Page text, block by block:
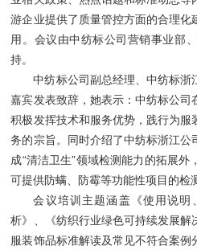
游企业提供了质量管控方面的合理化
用。会议由中纺标公司营销事业部
持。
中纺标公司副总经理、中纺标浙
嘉宾发表致辞，她表示：中纺标公司
积极发挥技术和服务优势，践行为服
务的宗旨。同时介绍了中纺标浙江
成“清洁卫生”领域检测能力的拓展外
可提供防螨、防霉等功能性项目的检
会议培训主题涵盖《使用说
析》、《纺织行业绿色可持续发展解
服装饰品标准解读及常见不符合案